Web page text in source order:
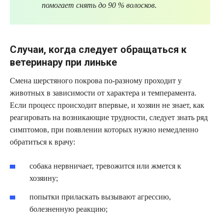
помогает снять до 90 % волосков.
Случаи, когда следует обращаться к
ветеринару при линьке
Смена шерстяного покрова по-разному проходит у
животных в зависимости от характера и темперамента.
Если процесс происходит впервые, и хозяин не знает, как
реагировать на возникающие трудности, следует знать ряд
симптомов, при появлении которых нужно немедленно
обратиться к врачу:
собака нервничает, тревожится или жмется к
хозяину;
попытки приласкать вызывают агрессию,
болезненную реакцию;